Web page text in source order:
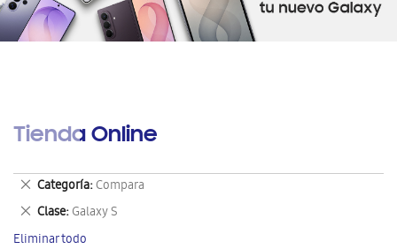
Tienda Online
Categoría Compara
Eliminar
este
artículo
Clase Galaxy S
Eliminar
este
Eliminar todo